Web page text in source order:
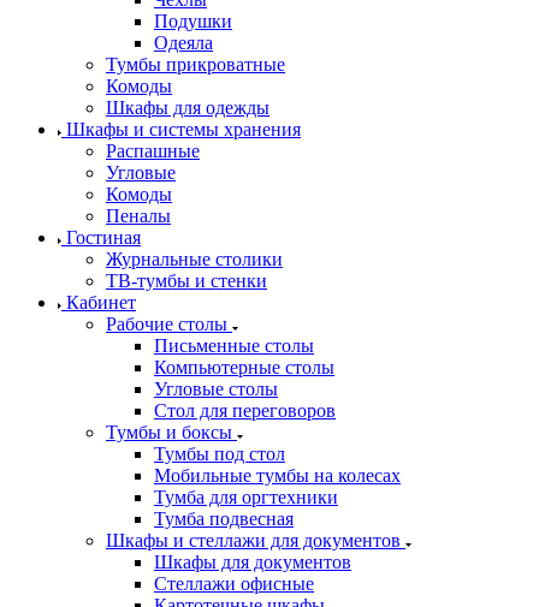
Подушки
Одеяла
Тумбы прикроватные
Комоды
Шкафы для одежды
Шкафы и системы хранения
Распашные
Угловые
Комоды
Пеналы
Гостиная
Журнальные столики
ТВ‑тумбы и стенки
Кабинет
Рабочие столы
Письменные столы
Компьютерные столы
Угловые столы
Стол для переговоров
Тумбы и боксы
Тумбы под стол
Мобильные тумбы на колесах
Тумба для оргтехники
Тумба подвесная
Шкафы и стеллажи для документов
Шкафы для документов
Стеллажи офисные